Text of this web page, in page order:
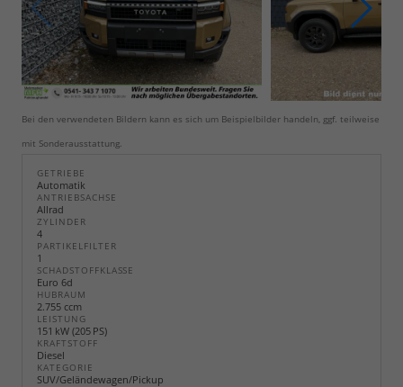
Bei den verwendeten Bildern kann es sich um Beispielbilder handeln, ggf. teilweise
mit Sonderausstattung.
GETRIEBE
Automatik
ANTRIEBSACHSE
Allrad
ZYLINDER
4
PARTIKELFILTER
1
SCHADSTOFFKLASSE
Euro 6d
HUBRAUM
2.755 ccm
LEISTUNG
151 kW (205 PS)
KRAFTSTOFF
Diesel
KATEGORIE
SUV/Geländewagen/Pickup